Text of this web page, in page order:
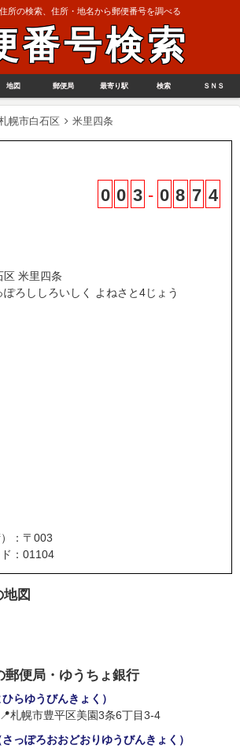
所の検索、住所・地名から郵便番号を調べる
番号検索
地図 郵便局 最寄り駅 検索 ＳＮＳ
幌市白石区 米里四条
0 0 3 - 0 8 7 4
区 米里四条
ろししろいしく よねさと4じょう
：〒003
：01104
図
郵便局・ゆうちょ銀行
らゆうびんきょく）
札幌市豊平区美園3条6丁目3-4
っぽろおおどおりゆうびんきょく）